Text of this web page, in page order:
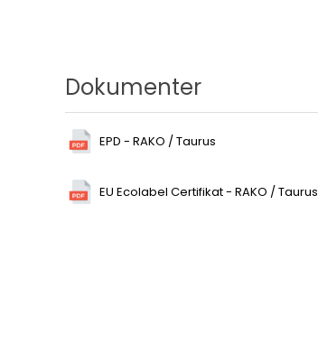
Dokumenter
EPD - RAKO / Taurus
EU Ecolabel Certifikat - RAKO / Taurus